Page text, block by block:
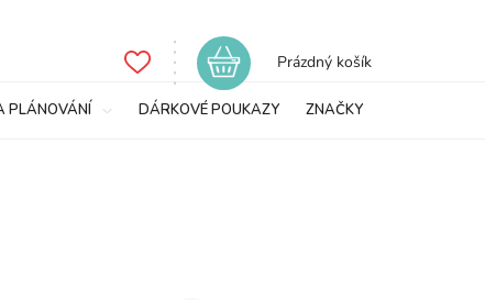
Nákupní
Prázdný košík
PLÁNOVÁNÍ DÁRKOVÉ POUKAZY ZNAČKY